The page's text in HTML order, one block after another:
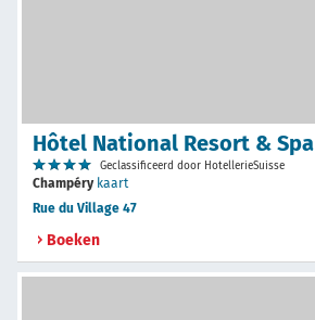
Hôtel National Resort & Spa
Geclassificeerd door HotellerieSuisse
Champéry kaart
Rue du Village 47
Boeken